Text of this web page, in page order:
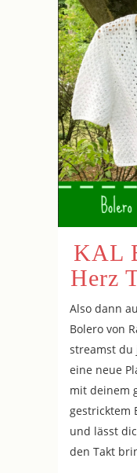
KAL
Herz
Also dann
Bolero von
streamst du
eine neue
mit deinem
gestricktem
und lässt
den Takt